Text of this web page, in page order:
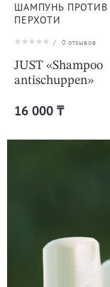
ШАМПУНЬ ПРОТИВ
ПЕРХОТИ
/ 0 отзывов
JUST «Shampoo
antischuppen»
16 000 ₸